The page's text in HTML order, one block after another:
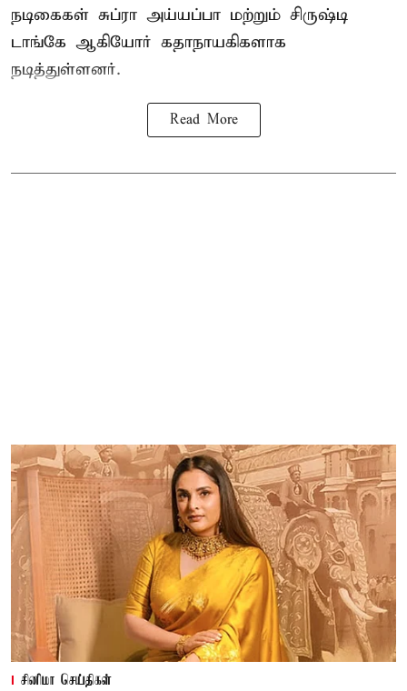
நடிகைகள் சுப்ரா அய்யப்பா மற்றும் சிருஷ்டி
டாங்கே ஆகியோர் கதாநாயகிகளாக
நடித்துள்ளனர்.
Read More
சினிமா செய்திகள்